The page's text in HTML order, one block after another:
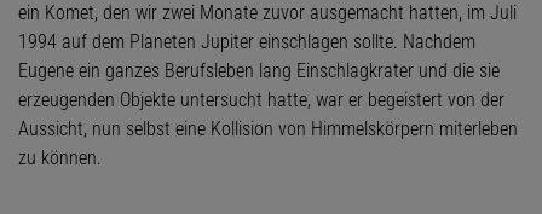
ein Komet, den wir zwei Monate zuvor ausgemacht hatten, im Juli
1994 auf dem Planeten Jupiter einschlagen sollte. Nachdem
Eugene ein ganzes Berufsleben lang Einschlagkrater und die sie
erzeugenden Objekte untersucht hatte, war er begeistert von der
Aussicht, nun selbst eine Kollision von Himmelskörpern miterleben
zu können.